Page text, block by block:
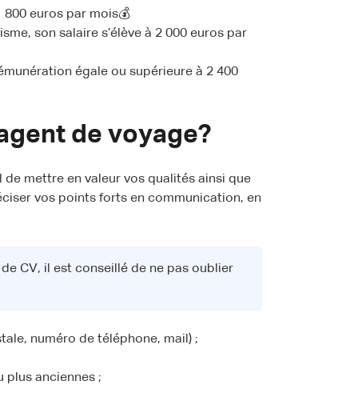
euros par mois💰
son salaire s’élève à 2 000 euros par
égale ou supérieure à 2 400
de voyage?
de mettre en valeur vos qualités ainsi que
vos points forts en communication, en
CV, il est conseillé de ne pas oublier
numéro de téléphone, mail) ;
plus anciennes ;